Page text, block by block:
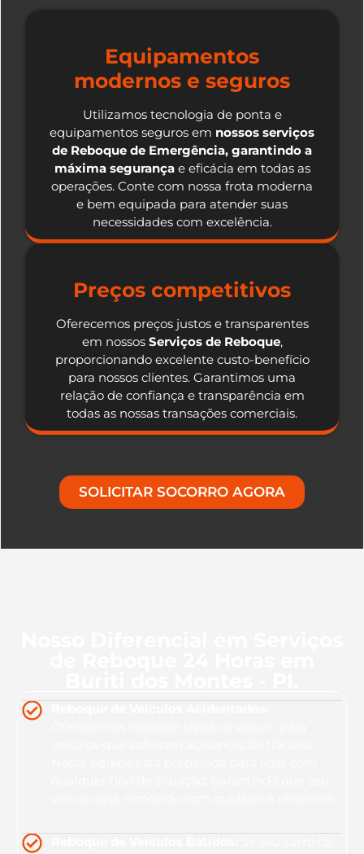
Equipamentos
modernos e seguros
Utilizamos tecnologia de ponta e
equipamentos seguros em nossos serviços
de Reboque de Emergência, garantindo a
máxima segurançae eficácia em todas as
operações. Conte com nossa frota moderna
e bem equipada para atender suas
necessidades com excelência.
Preços competitivos
Oferecemos preços justos e transparentes
em nossos Serviços de Reboque,
proporcionando excelente custo-benefício
para nossos clientes. Garantimos uma
relação de confiança e transparência em
todas as nossas transações comerciais.
SOLICITAR SOCORRO AGORA